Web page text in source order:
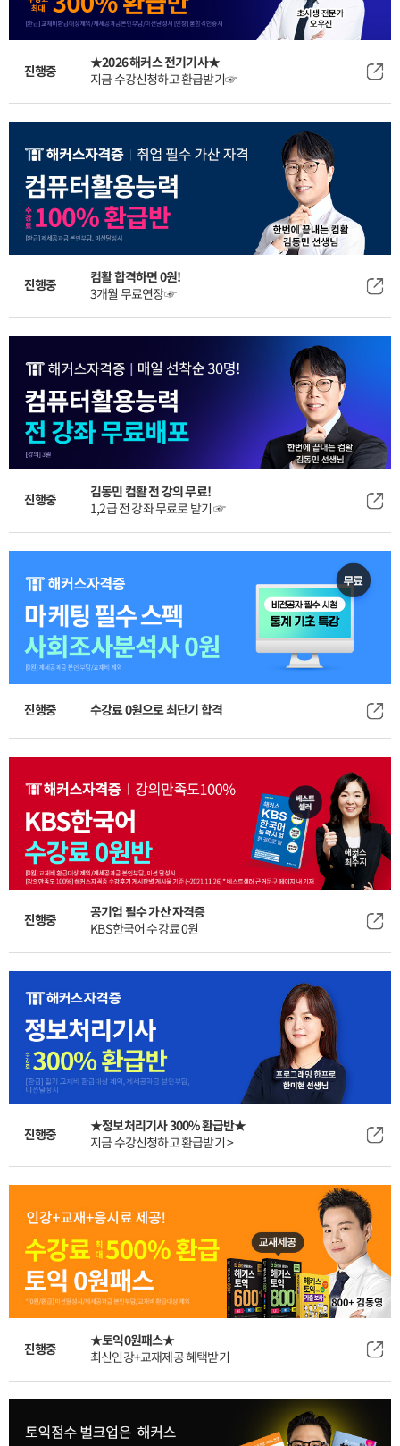
진행중
★2026 해커스 전기기사★
지금 수강신청하고 환급받기☞
진행중
컴활 합격하면 0원!
3개월 무료연장☞
진행중
김동민 컴활 전 강의 무료!
1,2급 전 강좌 무료로 받기 ☞
진행중 수강료 0원으로 최단기 합격
진행중
공기업 필수 가산 자격증
KBS한국어 수강료 0원
진행중
★정보처리기사 300% 환급반★
지금 수강신청하고 환급받기 >
진행중
★토익0원패스★
최신인강+교재제공 혜택받기